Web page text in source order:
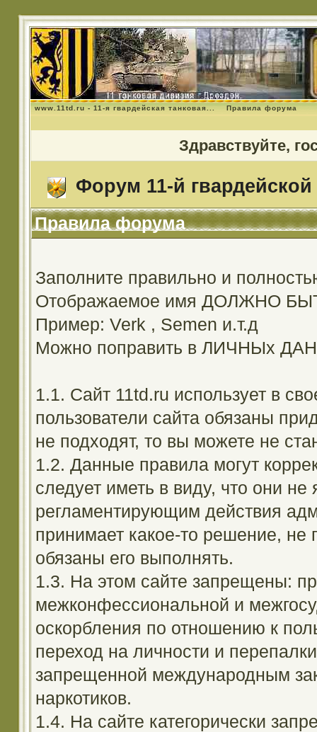
www.11td.ru - 11-я гвардейская танковая... Правила форума
Здравствуйте,
Форум 11-й гвардейской
Правила форума
Заполните правильно и
Отображаемое имя ДОЛЖНО
Пример: Verk , Semen и.т.д
Можно поправить в ЛИЧНЫх
1.1. Сайт 11td.ru использует в
пользователи сайта обязаны
не подходят, то вы можете не
1.2. Данные правила могут
следует иметь в виду, что они
регламентирующим действия
принимает какое-то решение, не
обязаны его выполнять.
1.3. На этом сайте запрещены:
межконфессиональной и
оскорбления по отношению к
переход на личности и
запрещенной международным
наркотиков.
1.4. На сайте категорически